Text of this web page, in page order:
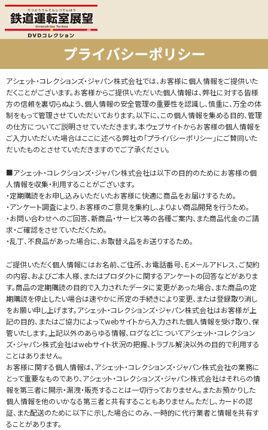
アシェット・コレクションズ・ジャパン株式会社では、お客様に個人情報をご提供いた
だくことがございます。お客様からご提供いただいた個人情報は、弊社に対する皆様
方の信頼を裏切らぬよう、個人情報の安全管理の重要性を認識し、慎重に、万全の体
制をもって管理させていただいております。以下に、この個人情報を集める目的、管理
の仕方についてご説明させていただきます。本ウェブサイトからお客様の個人情報を
ご入力いただいた場合はここに述べる弊社の「プライバシーポリシー」にご賛同いた
だいたものとさせていただきますのでご了承ください。
■アシェット・コレクションズ・ジャパン株式会社は以下の目的のためにお客様の個
人情報を収集・利用することがございます。
・定期購読をお申し込みいただいたお客様に快適に商品をお届けするため。
・アンケート調査により、お客様のご意見を集約し、よりよい商品開発を行うため。
・お問い合わせへのご回答、新商品・サービス等の各種ご案内、また商品代金のご請
求・ご確認をさせていただくため。
・乱丁、不良品があった場合に、お取替え品をお送りするため。
ご提供いただく個人情報にはお名前、ご住所、お電話番号、Ｅメールアドレス、ご契約
の内容、およびご本人様、またはプロダクトに関するアンケートの回答などがありま
す。商品の定期購読の目的で入力されたデータに変更があった場合、また商品の定
期購読を停止したい場合は速やかに所定の手続きにより変更、または登録取り消し
をお願い申し上げます。アシェット・コレクションズ・ジャパン株式会社はお客様が上
記の目的、またはご協力によってwebサイトから入力された個人情報を受け取り、保
管いたします。上記以外のあらゆる情報、ログなどについてアシェット・コレクション
ズ・ジャパン株式会社はwebサイト状況の把握、トラブル解決以外の目的で利用する
ことはありません。
お客様に関する個人情報は、アシェット・コレクションズ・ジャパン株式会社の業務に
とって重要なものであり、アシェット・コレクションズ・ジャパン株式会社はそれらの情
報を第三者に開示・漏洩・販売することは一切行っておりません。またお預かりした
個人情報を他のいかなる第三者と共有することもありません。ただし、カードの認
証、また配送のために以下に示した場合にのみ、一時的に代行業者と情報を共有す
ることがあります。